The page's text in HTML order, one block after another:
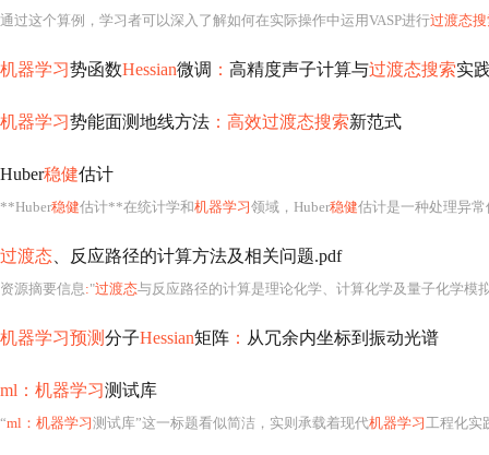
通过这个算例，学习者可以深入了解如何在实际操作中运用VASP进行过渡态
机器学习势函数Hessian微调 ： 高精度声子计算与过渡态搜索实
机器学习势能面测地线方法 ：高效过渡态搜索新范式
Huber稳健估计
**Huber稳健估计**在统计学和机器学习领域，Huber稳健估计是一种处理异常
过渡态 、反应路径的计算方法及相关问题.pdf
资源摘要信息:"过渡态与反应路径的计算是理论化学、计算化学及量子化学模拟中的核心课题，直接关系到对化学反应机
机器学习预测分子Hessian矩阵 ： 从冗余内坐标到振动光谱
ml：机器学习测试库
“ml：机器学习测试库”这一标题看似简洁，实则承载着现代机器学习工程化实